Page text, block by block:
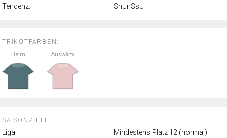
TRIKOTFARBEN:
Heim Auswärts
SAISONZIELE:
Liga
Mindestens Platz 12 (normal)
Tendenz:
SnUnSsU